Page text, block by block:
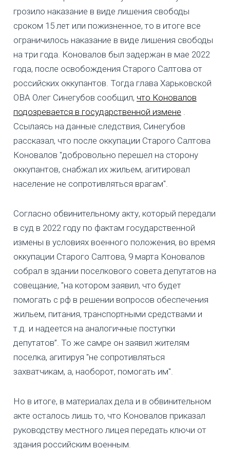
грозило наказание в виде лишения свободы
сроком 15 лет или пожизненное, то в итоге все
ограничилось наказание в виде лишения свободы
на три года. Коновалов был задержан в мае 2022
года, после освобождения Старого Салтова от
российских оккупантов. Тогда глава Харьковской
ОВА Олег Синегубов сообщил, что Коновалов
подозревается в государственной измене .
Ссылаясь на данные следствия, Синегубов
рассказал, что после оккупации Старого Салтова
Коновалов "добровольно перешел на сторону
оккупантов, снабжал их жильем, агитировал
население не сопротивляться врагам".
Согласно обвинительному акту, который передали
в суд в 2022 году по фактам государственной
измены в условиях военного положения, во время
оккупации Старого Салтова, 9 марта Коновалов
собрал в здании поселкового совета депутатов на
совещание, "на котором заявил, что будет
помогать с рф в решении вопросов обеспечения
жильем, питания, транспортными средствами и
т.д. и надеется на аналогичные поступки
депутатов”. То же самре он заявил жителям
поселка, агитируя "не сопротивляться
захватчикам, а, наоборот, помогать им".
Но в итоге, в материалах дела и в обвинительном
акте осталось лишь то, что Коновалов приказал
руководству местного лицея передать ключи от
здания российским военным.